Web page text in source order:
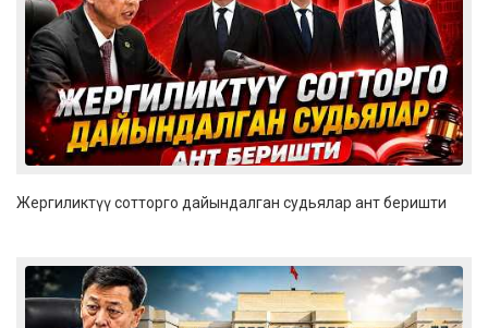
Жергиликтүү сотторго дайындалган судьялар ант беришти